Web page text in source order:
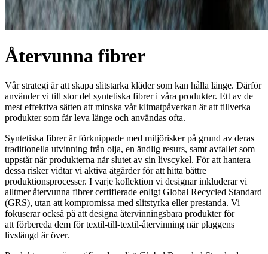
Återvunna fibrer
Vår strategi är att skapa slitstarka kläder som kan hålla länge. Därför
använder vi till stor del syntetiska fibrer i våra produkter. Ett av de
mest effektiva sätten att minska vår klimatpåverkan är att tillverka
produkter som får leva länge och användas ofta.
Syntetiska fibrer är förknippade med miljörisker på grund av deras
traditionella utvinning från olja, en ändlig resurs, samt avfallet som
uppstår när produkterna når slutet av sin livscykel. För att hantera
dessa risker vidtar vi aktiva åtgärder för att hitta bättre
produktionsprocesser. I varje kollektion vi designar inkluderar vi
alltmer återvunna fibrer certifierade enligt Global Recycled Standard
(GRS), utan att kompromissa med slitstyrka eller prestanda. Vi
fokuserar också på att designa återvinningsbara produkter för
att förbereda dem för textil-till-textil-återvinning när plaggens
livslängd är över.